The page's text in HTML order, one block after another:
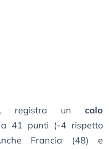
registra un calo
a 41 punti (-4 rispetto
Francia (48) e